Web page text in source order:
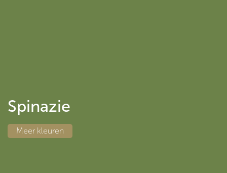
Spinazie
Meer kleuren